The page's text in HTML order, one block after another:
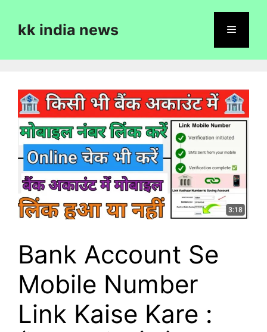
contentkk india news
Bank Account Se
Mobile Number
Link Kaise Kare :